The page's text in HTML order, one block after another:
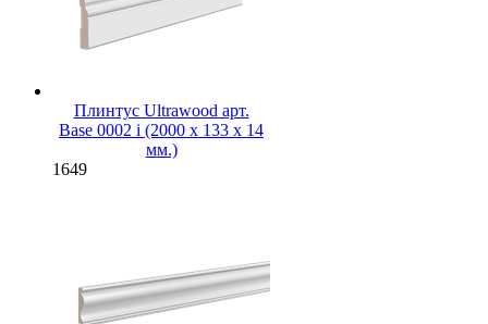
Плинтус Ultrawood арт.
Base 0002 i (2000 x 133 x 14
мм.)
1649